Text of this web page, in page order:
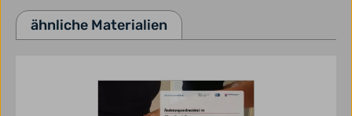
ähnliche Materialien